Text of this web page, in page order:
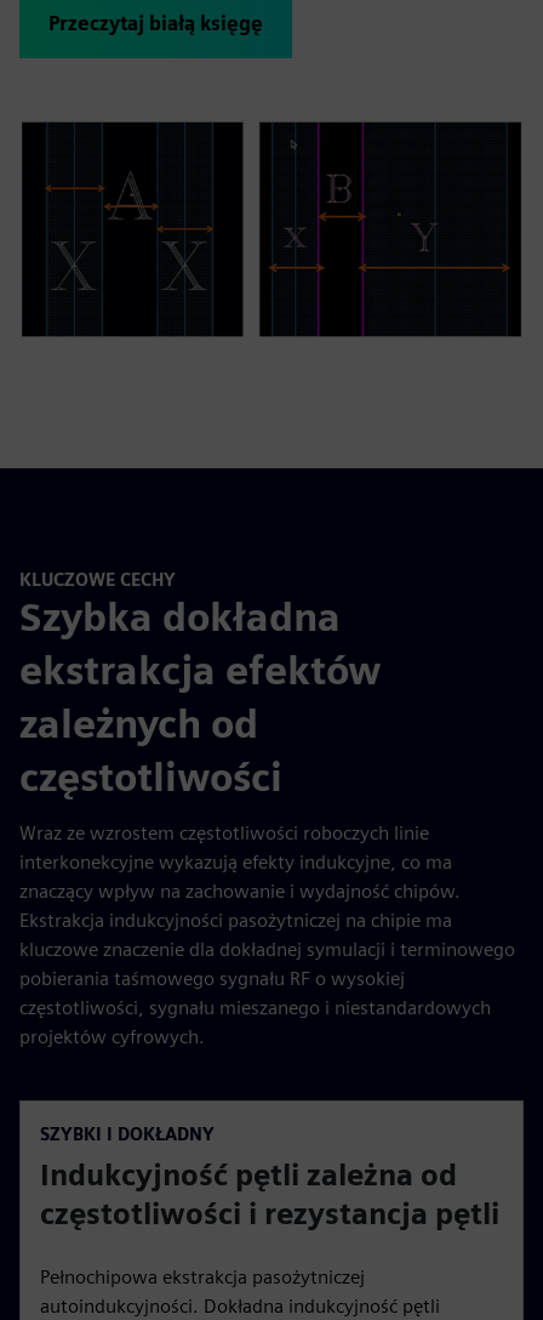
Przeczytaj białą księgę
KLUCZOWE CECHY
Szybka dokładna
ekstrakcja efektów
zależnych od
częstotliwości
Wraz ze wzrostem częstotliwości roboczych linie
interkonekcyjne wykazują efekty indukcyjne, co ma
znaczący wpływ na zachowanie i wydajność chipów.
Ekstrakcja indukcyjności pasożytniczej na chipie ma
kluczowe znaczenie dla dokładnej symulacji i terminowego
pobierania taśmowego sygnału RF o wysokiej
częstotliwości, sygnału mieszanego i niestandardowych
projektów cyfrowych.
SZYBKI I DOKŁADNY
Indukcyjność pętli zależna od
częstotliwości i rezystancja pętli
Pełnochipowa ekstrakcja pasożytniczej
autoindukcyjności. Dokładna indukcyjność pętli